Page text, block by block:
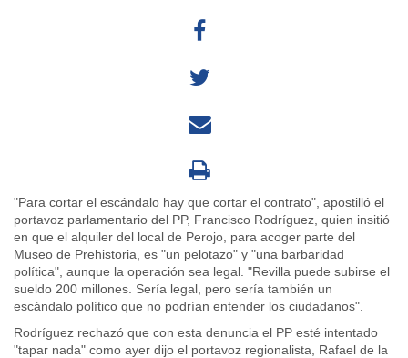
"Para cortar el escándalo hay que cortar el contrato", apostilló el
portavoz parlamentario del PP, Francisco Rodríguez, quien insitió
en que el alquiler del local de Perojo, para acoger parte del
Museo de Prehistoria, es "un pelotazo" y "una barbaridad
política", aunque la operación sea legal. "Revilla puede subirse el
sueldo 200 millones. Sería legal, pero sería también un
escándalo político que no podrían entender los ciudadanos".
Rodríguez rechazó que con esta denuncia el PP esté intentado
"tapar nada" como ayer dijo el portavoz regionalista, Rafael de la